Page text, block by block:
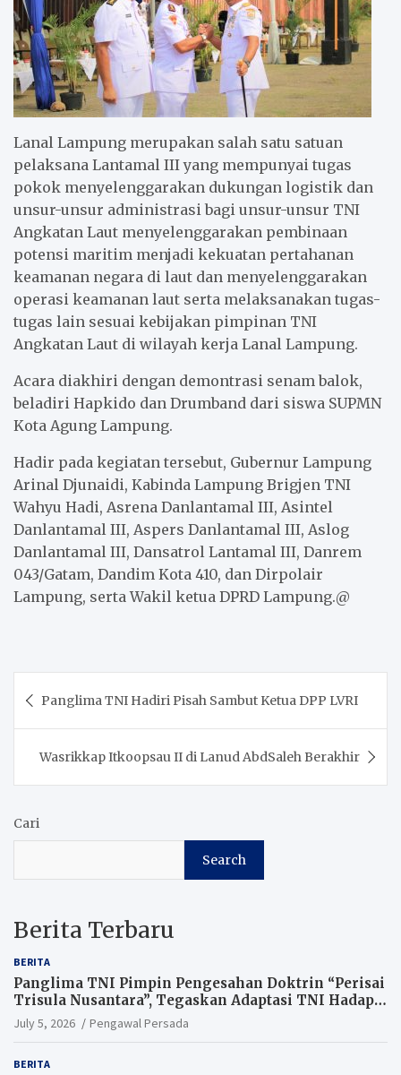
Lanal Lampung merupakan salah satu satuan
pelaksana Lantamal III yang mempunyai tugas
pokok menyelenggarakan dukungan logistik dan
unsur-unsur administrasi bagi unsur-unsur TNI
Angkatan Laut menyelenggarakan pembinaan
potensi maritim menjadi kekuatan pertahanan
keamanan negara di laut dan menyelenggarakan
operasi keamanan laut serta melaksanakan tugas-
tugas lain sesuai kebijakan pimpinan TNI
Angkatan Laut di wilayah kerja Lanal Lampung.
Acara diakhiri dengan demontrasi senam balok,
beladiri Hapkido dan Drumband dari siswa SUPMN
Kota Agung Lampung.
Hadir pada kegiatan tersebut, Gubernur Lampung
Arinal Djunaidi, Kabinda Lampung Brigjen TNI
Wahyu Hadi, Asrena Danlantamal III, Asintel
Danlantamal III, Aspers Danlantamal III, Aslog
Danlantamal III, Dansatrol Lantamal III, Danrem
043/Gatam, Dandim Kota 410, dan Dirpolair
Lampung, serta Wakil ketua DPRD Lampung.@
navigation
Panglima TNI Hadiri Pisah Sambut Ketua DPP LVRI
Wasrikkap Itkoopsau II di Lanud AbdSaleh Berakhir
Cari
Search
Berita Terbaru
BERITA
Panglima TNI Pimpin Pengesahan Doktrin “Perisai
Trisula Nusantara”, Tegaskan Adaptasi TNI Hadapi
Perang Modern
July 5, 2026 Pengawal Persada
BERITA